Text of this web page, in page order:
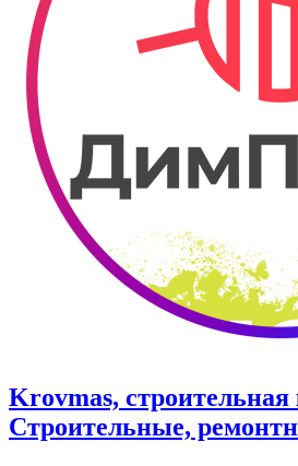
Krovmas,
Строительные,